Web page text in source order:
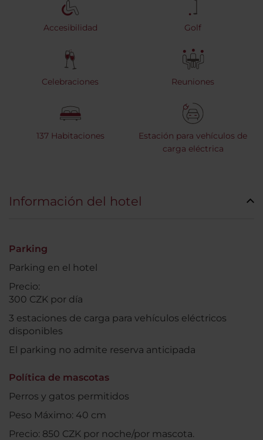
Accesibilidad Golf
Celebraciones Reuniones
137 Habitaciones
Estación para vehículos de
carga eléctrica
Información del hotel
Parking
Parking en el hotel
Precio:
300 CZK por día
3 estaciones de carga para vehículos eléctricos
disponibles
El parking no admite reserva anticipada
Política de mascotas
Perros y gatos permitidos
Peso Máximo: 40 cm
Precio: 850 CZK por noche/por mascota.